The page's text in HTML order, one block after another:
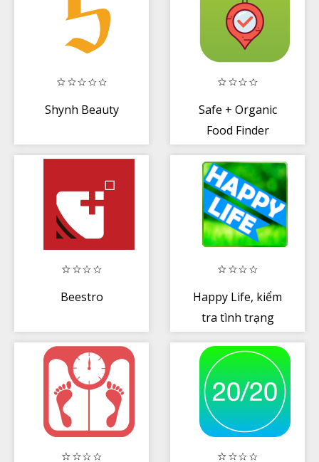
Shynh Beauty
Safe + Organic
Food Finder
Beestro
Happy Life, kiểm
tra tình trạng